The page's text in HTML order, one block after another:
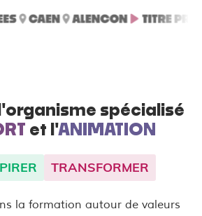
spécialisé
et l'ANIMATION
TRANSFORMER
la formation autour de valeurs